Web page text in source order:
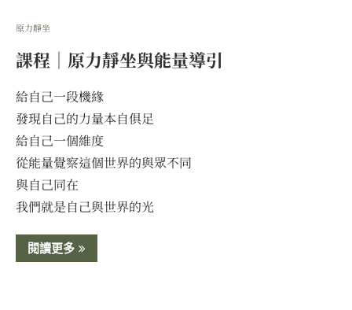
原力靜坐
課程｜原力靜坐與能量導引
給自己一段機緣
發現自己的力量本自俱足
給自己一個維度
從能量覺察這個世界的與眾不同
與自己同在
我們就是自己與世界的光
閱讀更多